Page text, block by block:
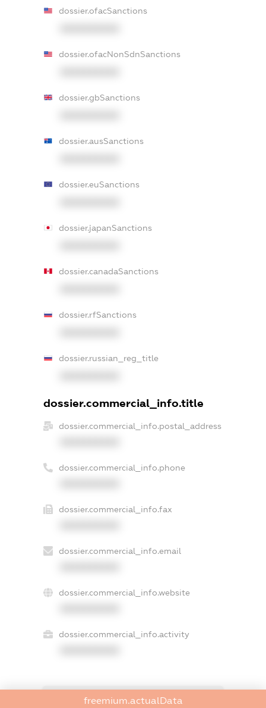
dossier.ofacSanctions
dossier.ofacNonSdnSanctions
dossier.gbSanctions
dossier.ausSanctions
dossier.euSanctions
dossier.japanSanctions
dossier.canadaSanctions
dossier.rfSanctions
dossier.russian_reg_title
dossier.commercial_info.title
dossier.commercial_info.postal_address
dossier.commercial_info.phone
dossier.commercial_info.fax
dossier.commercial_info.email
dossier.commercial_info.website
dossier.commercial_info.activity
freemium.exampleText_1
freemium.actualData